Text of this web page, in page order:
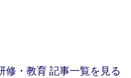
修・教育 記事一覧を見る